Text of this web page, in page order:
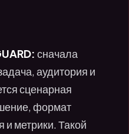
сначала
аудитория и
сценарная
формат
и метрики. Такой